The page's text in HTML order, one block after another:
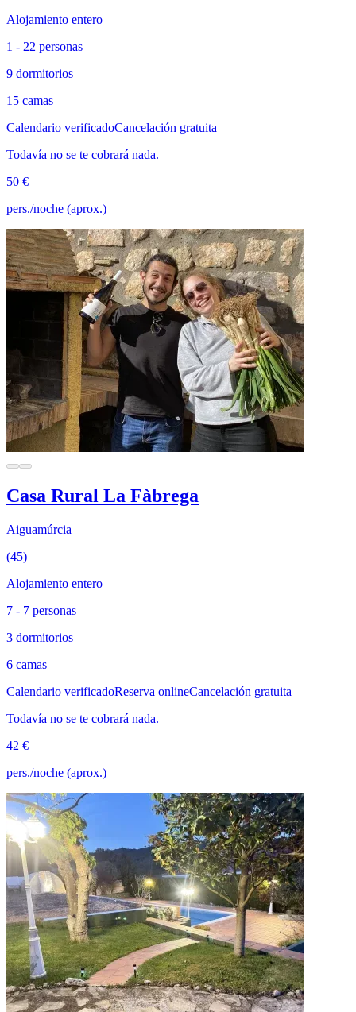
Alojamiento entero
1 - 22 personas
9 dormitorios
15 camas
Calendario verificadoCancelación gratuita
Todavía no se te cobrará nada.
50 €
pers./noche (aprox.)
Casa Rural La Fàbrega
Aiguamúrcia
(45)
Alojamiento entero
7 - 7 personas
3 dormitorios
6 camas
Calendario verificadoReserva onlineCancelación gratuita
Todavía no se te cobrará nada.
42 €
pers./noche (aprox.)